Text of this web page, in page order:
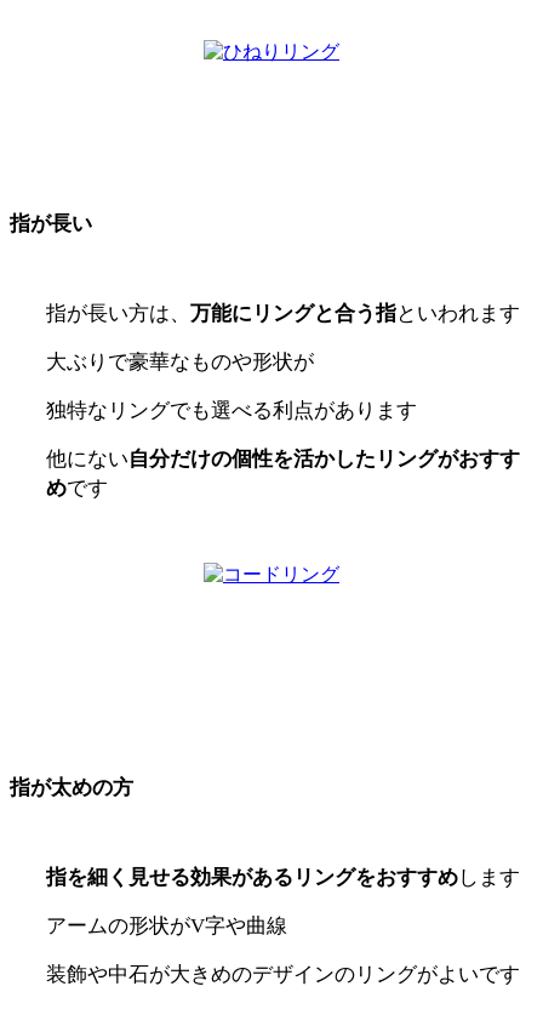
指が長い
指が長い方は、 万能にリングと合う指といわれます
大ぶりで豪華なものや形状が
独特なリングでも選べる利点があります
他にない自分だけの個性を活かしたリングがおすす
めです
指が太めの方
指を細く見せる効果があるリングをおすすめします
アームの形状がV字や曲線
装飾や中石が大きめのデザインのリングがよいです